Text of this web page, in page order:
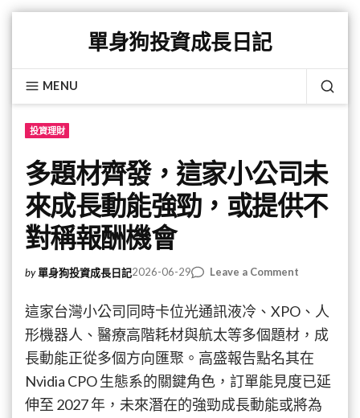
content
單身狗投資成長日記
MENU
投資理財
多題材齊發，這家小公司未
來成長動能強勁，或提供不
對稱報酬機會
by 單身狗投資成長日記2026-06-29 Leave a Commenton
題
齊
發，
這
家
小
這家台灣小公司同時卡位光通訊液冷、XPO、人
形機器人、醫療高階耗材與航太等多個題材，成
長動能正從多個方向匯聚。高盛報告點名其在
Nvidia CPO 生態系的關鍵角色，訂單能見度已延
伸至 2027 年，未來潛在的強勁成長動能或將為